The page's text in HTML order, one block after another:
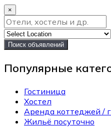
×
Поиск объявлений
Популярные
Гостиница
Хостел
Аренда коттеджей /
Жильё посуточно